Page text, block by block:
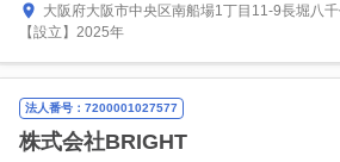
大阪府大阪市中央区南船場1丁目11-9長堀八
【設立】2025年
法人番号：7200001027577
株式会社BRIGHT